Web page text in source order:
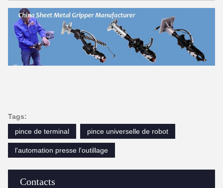
Contacts
Tags:
pince de terminal
pince universelle de robot
l'automation presse l'outillage